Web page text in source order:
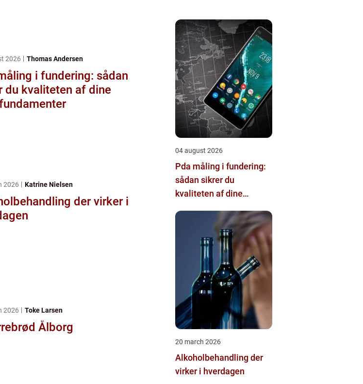
2026 Thomas Andersen
i fundering: sådan
du kvaliteten af dine
2026 Katrine Nielsen
der virker i
2026 Toke Larsen
Ålborg
04 august 2026
Pda måling i fundering:
sådan sikrer du
kvaliteten af dine
20 march 2026
Alkoholbehandling der
virker i hverdagen